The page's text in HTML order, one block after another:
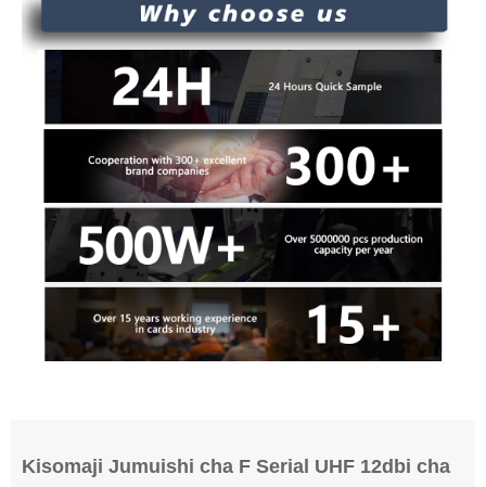
Kisomaji Jumuishi cha F Serial UHF 12dbi cha